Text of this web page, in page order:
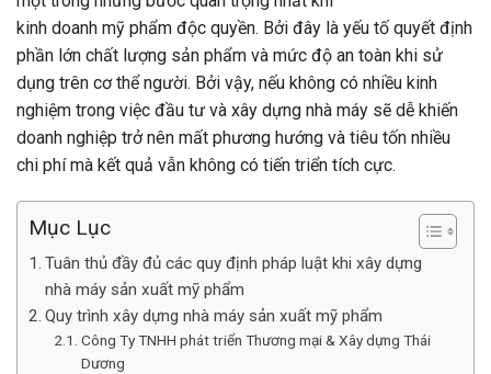
kinh doanh mỹ phẩm độc quyền. Bởi đây là yếu tố quyết định
phần lớn chất lượng sản phẩm và mức độ an toàn khi sử
dụng trên cơ thể người. Bởi vậy, nếu không có nhiều kinh
nghiệm trong việc đầu tư và xây dựng nhà máy sẽ dễ khiến
doanh nghiệp trở nên mất phương hướng và tiêu tốn nhiều
chi phí mà kết quả vẫn không có tiến triển tích cực.
Mục Lục
Tuân thủ đầy đủ các quy định pháp luật khi xây dựng
nhà máy sản xuất mỹ phẩm
Quy trình xây dựng nhà máy sản xuất mỹ phẩm
Công Ty TNHH phát triển Thương mại & Xây dựng Thái
Dương